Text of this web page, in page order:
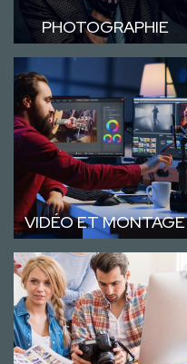
PHOTOGRAPHIE
VIDÉO ET MONTAGE